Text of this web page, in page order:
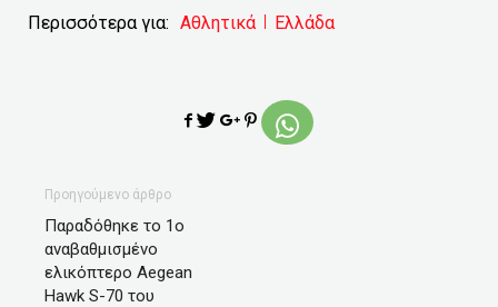
Περισσότερα για: Αθλητικά Ελλάδα
Προηγούμενο άρθρο
Παραδόθηκε το 1ο
αναβαθμισμένο
ελικόπτερο Aegean
Hawk S-70 του